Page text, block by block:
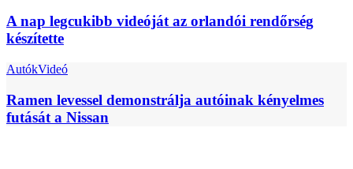
A nap legcukibb videóját az orlandói rendőrség
készítette
AutókVideó
Ramen levessel demonstrálja autóinak kényelmes
futását a Nissan